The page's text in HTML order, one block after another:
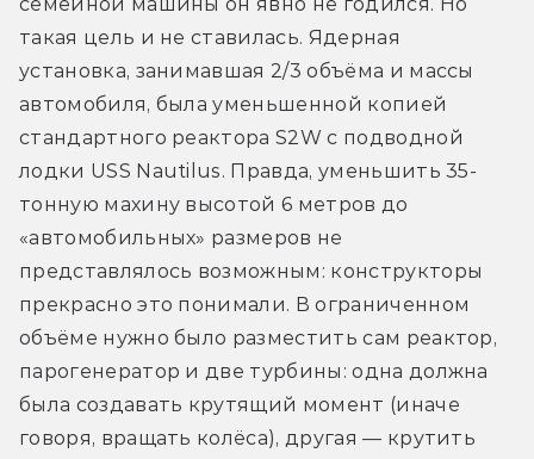
семейной машины он явно не годился. Но
такая цель и не ставилась. Ядерная
установка, занимавшая 2/3 объёма и массы
автомобиля, была уменьшенной копией
стандартного реактора S2W с подводной
лодки USS Nautilus. Правда, уменьшить 35-
тонную махину высотой 6 метров до
«автомобильных» размеров не
представлялось возможным: конструкторы
прекрасно это понимали. В ограниченном
объёме нужно было разместить сам реактор,
парогенератор и две турбины: одна должна
была создавать крутящий момент (иначе
говоря, вращать колёса), другая — крутить